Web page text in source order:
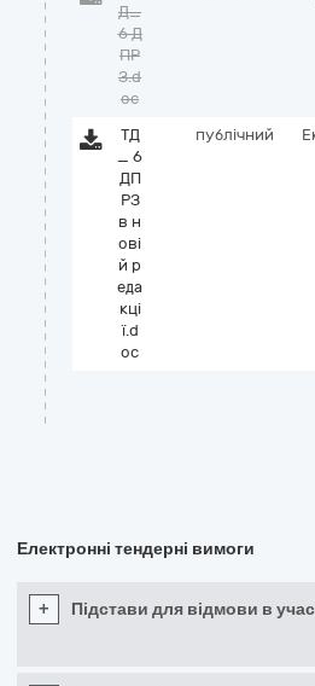
Д_
6 Д
ПР
З.d
oc
ТД
_ 6
ДП
РЗ
в н
ові
й р
еда
кці
ї.d
oc
публічний
Електронні тендерні вимоги
+ Підстави для відмови в